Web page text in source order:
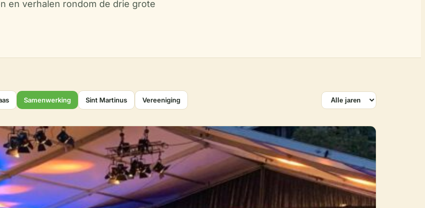
en verhalen rondom de drie grote
Samenwerking Sint Martinus Vereeniging